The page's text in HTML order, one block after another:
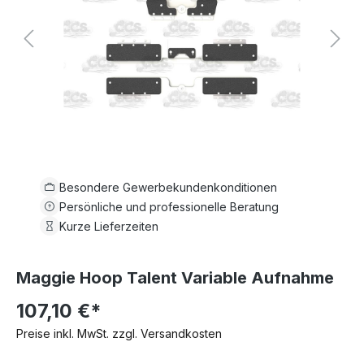
Besondere Gewerbekundenkonditionen
Persönliche und professionelle Beratung
Kurze Lieferzeiten
Maggie Hoop Talent Variable Aufnahme
107,10 €*
Preise inkl. MwSt. zzgl. Versandkosten